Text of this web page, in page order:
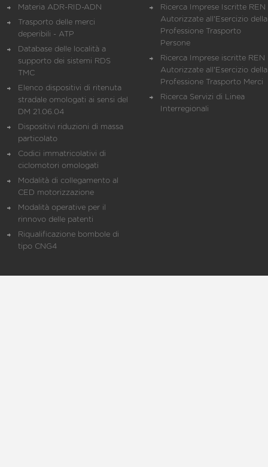
Materia ADR-RID-ADN
Trasporto delle merci
deperibili - ATP
Database delle località a
supporto dei sistemi RDS
TMC
Elenco dispositivi di ritenuta
stradale omologati ai sensi del
DM 21.06.04
Dispositivi riduzioni di massa
particolato
Codici immatricolativi di
ciclomotori omologati
Modalità di collegamento al
CED motorizzazione
Modalità operative per il
rinnovo delle patenti
Riqualificazione bombole di
tipo CNG4
Ricerca Imprese Iscritte REN
Autorizzate all'Esercizio della
Professione Trasporto
Persone
Ricerca Imprese iscritte REN
Autorizzate all'Esercizio della
Professione Trasporto Merci
Ricerca Servizi di Linea
Interregionali